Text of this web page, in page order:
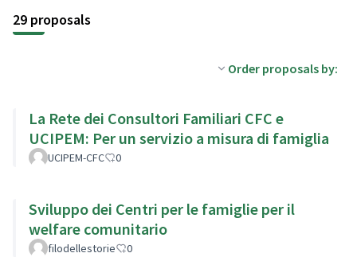
29 proposals
Order proposals by:
La Rete dei Consultori Familiari CFC e
UCIPEM: Per un servizio a misura di famiglia
UCIPEM-CFC 0
Sviluppo dei Centri per le famiglie per il
welfare comunitario
filodellestorie 0